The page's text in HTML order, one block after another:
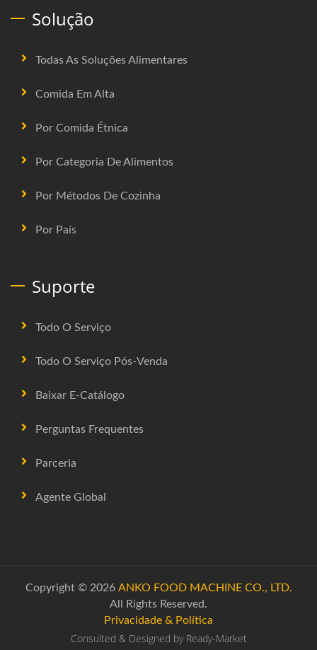
Solução
Todas As Soluções Alimentares
Comida Em Alta
Por Comida Étnica
Por Categoria De Alimentos
Por Métodos De Cozinha
Por País
Suporte
Todo O Serviço
Todo O Serviço Pós-Venda
Baixar E-Catálogo
Perguntas Frequentes
Parceria
Agente Global
Copyright © 2026 ANKO FOOD MACHINE CO., LTD.
All Rights Reserved.
Privacidade & Política
Consulted & Designed by Ready-Market